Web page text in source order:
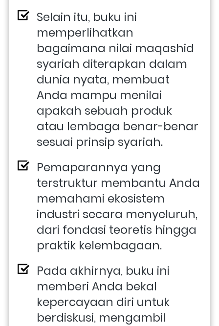
Selain itu, buku ini
memperlihatkan
bagaimana nilai maqashid
syariah diterapkan dalam
dunia nyata, membuat
Anda mampu menilai
apakah sebuah produk
atau lembaga benar-benar
sesuai prinsip syariah.
Pemaparannya yang
terstruktur membantu Anda
memahami ekosistem
industri secara menyeluruh,
dari fondasi teoretis hingga
praktik kelembagaan.
Pada akhirnya, buku ini
memberi Anda bekal
kepercayaan diri untuk
berdiskusi, mengambil